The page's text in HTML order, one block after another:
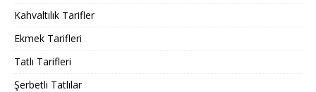
Kahvaltılık Tarifler
Ekmek Tarifleri
Tatlı Tarifleri
Şerbetli Tatlılar